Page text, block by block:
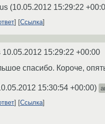
(10.05.2012 15:29:22
Ссылка
10.05.2012 15:29:22 +00:00
спасибо. Короче,
15:30:54 +00:00)
Ссылка